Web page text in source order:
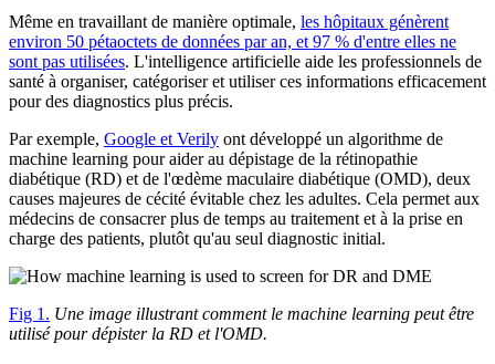
Même en travaillant de manière optimale, les hôpitaux génèrent
environ 50 pétaoctets de données par an, et 97 % d'entre elles ne
sont pas utilisées. L'intelligence artificielle aide les professionnels de
santé à organiser, catégoriser et utiliser ces informations efficacement
pour des diagnostics plus précis.
Par exemple, Google et Verily ont développé un algorithme de
machine learning pour aider au dépistage de la rétinopathie
diabétique (RD) et de l'œdème maculaire diabétique (OMD), deux
causes majeures de cécité évitable chez les adultes. Cela permet aux
médecins de consacrer plus de temps au traitement et à la prise en
charge des patients, plutôt qu'au seul diagnostic initial.
Fig 1. Une image illustrant comment le machine learning peut être
utilisé pour dépister la RD et l'OMD.